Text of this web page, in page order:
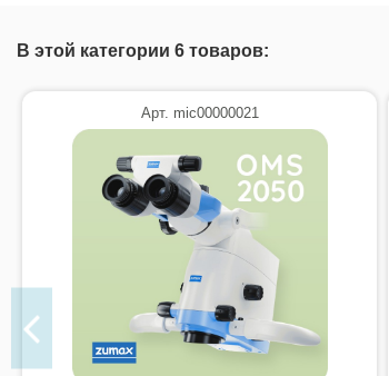
В этой категории 6 товаров:
Арт. mic00000021